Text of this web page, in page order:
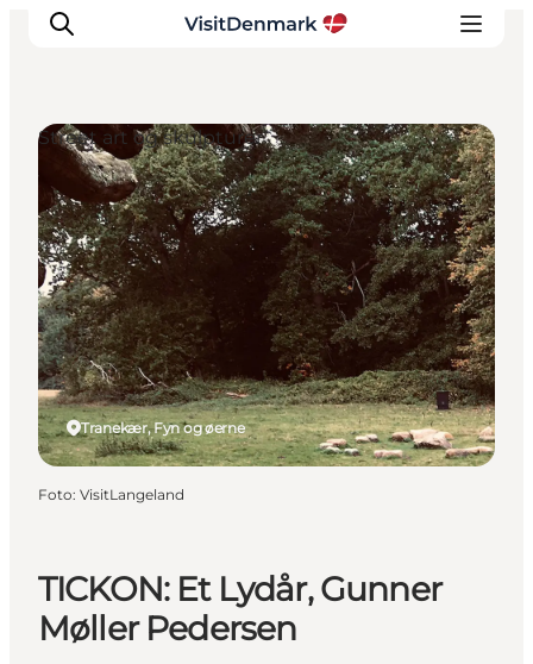
Inspiration
Destinationer
Oplevelser
Overnatning
Planlæg ferien
TICKON: Et Lydår, Gunner
Møller Pedersen
Tranekær, Fyn og øerne
Street art og skulpturer
Foto: VisitLangeland